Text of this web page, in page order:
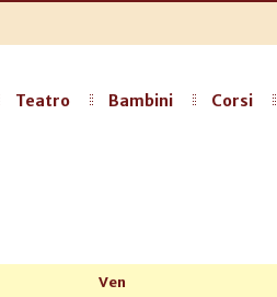
Teatro Bambini Corsi
Ven